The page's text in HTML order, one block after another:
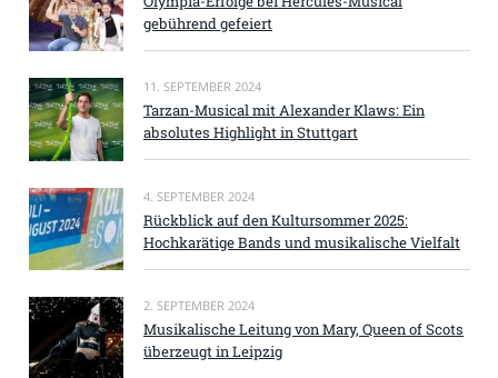
gebührend gefeiert
11. SEPTEMBER 2024
Tarzan-Musical mit Alexander Klaws: Ein
absolutes Highlight in Stuttgart
4. SEPTEMBER 2024
Rückblick auf den Kultursommer 2025:
Hochkarätige Bands und musikalische Vielfalt
2. SEPTEMBER 2024
Musikalische Leitung von Mary, Queen of Scots
überzeugt in Leipzig